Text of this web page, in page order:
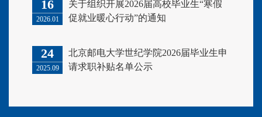
16
2026.01
关于组织开展2026届高校毕业生“寒假
促就业暖心行动”的通知
24
2025.09
北京邮电大学世纪学院2026届毕业生申
请求职补贴名单公示